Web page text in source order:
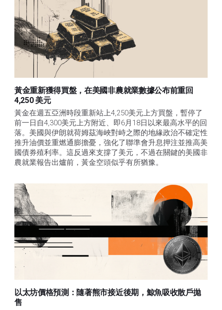
黃金重新獲得買盤，在美國非農就業數據公布前重回
4,250 美元
黃金在週五亞洲時段重新站上4,250美元上方買盤，暫停了
前一日自4,300美元上方附近、即6月18日以來最高水平的回
落。美國與伊朗就荷姆茲海峽對峙之際的地緣政治不確定性
推升油價並重燃通膨擔憂，強化了聯準會升息押注並推高美
國債券殖利率。這反過來支撐了美元，不過在關鍵的美國非
農就業報告出爐前，黃金空頭似乎有所猶豫。
以太坊價格預測：隨著熊市接近後期，鯨魚吸收散戶拋
售​